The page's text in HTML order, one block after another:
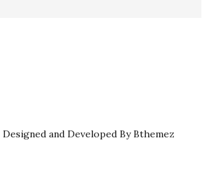
and Developed By Bthemez